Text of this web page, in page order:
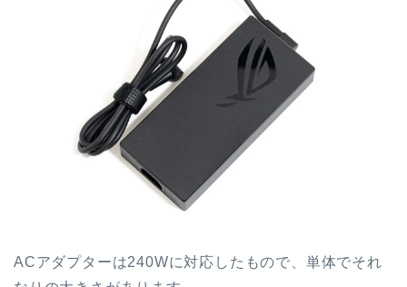
ACアダプターは240Wに対応したもので、単体でそれ